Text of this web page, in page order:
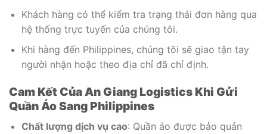
Khách hàng có thể kiểm tra trạng thái đơn hàng qua
hệ thống trực tuyến của chúng tôi.
Khi hàng đến Philippines, chúng tôi sẽ giao tận tay
người nhận hoặc theo địa chỉ đã chỉ định.
Cam Kết Của An Giang Logistics Khi Gửi
Quần Áo Sang Philippines
Chất lượng dịch vụ cao: Quần áo được bảo quản